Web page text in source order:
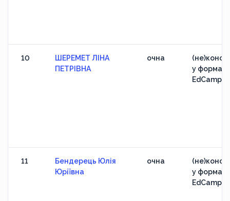
10
ШЕРЕМЕТ ЛІНА
ПЕТРІВНА
очна
у форматі
EdCamp
11
Бендерець Юлія
Юріївна
очна
у форматі
EdCamp